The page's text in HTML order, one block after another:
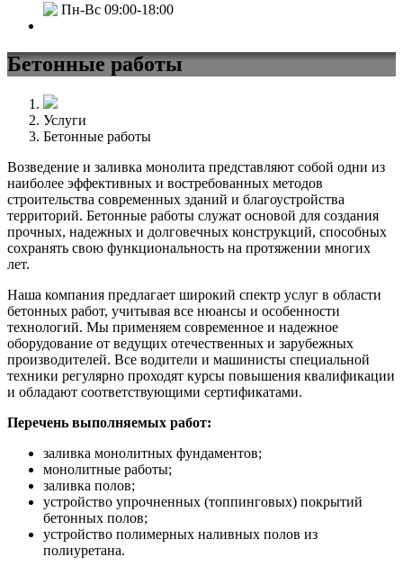
Пн-Вс 09:00-18:00
Бетонные работы
Услуги
Бетонные работы
Возведение и заливка монолита представляют собой одни из
наиболее эффективных и востребованных методов
строительства современных зданий и благоустройства
территорий. Бетонные работы служат основой для создания
прочных, надежных и долговечных конструкций, способных
сохранять свою функциональность на протяжении многих
лет.
Наша компания предлагает широкий спектр услуг в области
бетонных работ, учитывая все нюансы и особенности
технологий. Мы применяем современное и надежное
оборудование от ведущих отечественных и зарубежных
производителей. Все водители и машинисты специальной
техники регулярно проходят курсы повышения квалификации
и обладают соответствующими сертификатами.
Перечень выполняемых работ:
заливка монолитных фундаментов;
монолитные работы;
заливка полов;
устройство упрочненных (топпинговых) покрытий
бетонных полов;
устройство полимерных наливных полов из
полиуретана.